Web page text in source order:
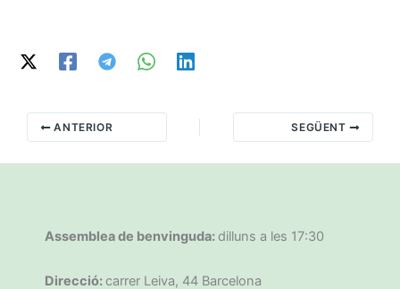
ANTERIOR SEGÜENT
Assemblea de benvinguda: dilluns a les 17:30
Direcció: carrer Leiva, 44 Barcelona